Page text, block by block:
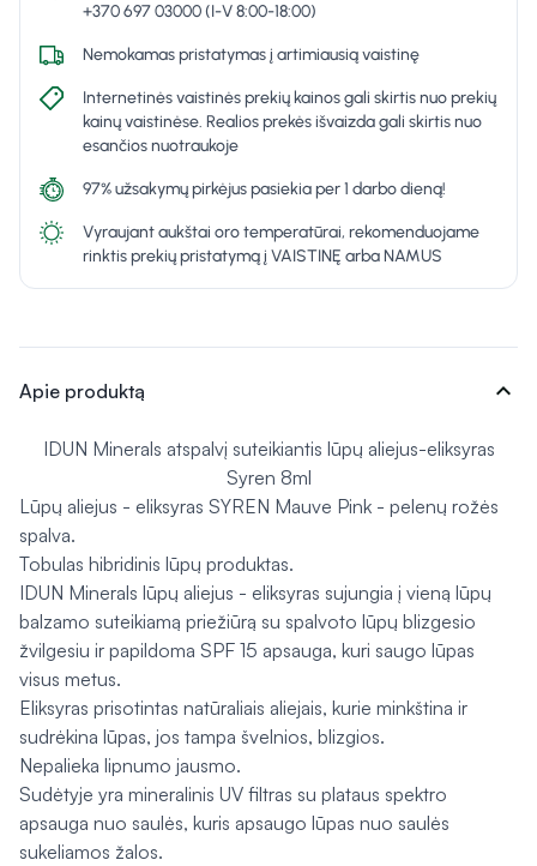
+370 697 03000 (I-V 8:00-18:00)
Nemokamas pristatymas į artimiausią vaistinę
Internetinės vaistinės prekių kainos gali skirtis nuo prekių
kainų vaistinėse. Realios prekės išvaizda gali skirtis nuo
esančios nuotraukoje
97% užsakymų pirkėjus pasiekia per 1 darbo dieną!
Vyraujant aukštai oro temperatūrai, rekomenduojame
rinktis prekių pristatymą į VAISTINĘ arba NAMUS
Apie produktą expand_more
IDUN Minerals atspalvį suteikiantis lūpų aliejus-eliksyras
Syren 8ml
Lūpų aliejus - eliksyras SYREN Mauve Pink - pelenų rožės
spalva.
Tobulas hibridinis lūpų produktas.
IDUN Minerals lūpų aliejus - eliksyras sujungia į vieną lūpų
balzamo suteikiamą priežiūrą su spalvoto lūpų blizgesio
žvilgesiu ir papildoma SPF 15 apsauga, kuri saugo lūpas
visus metus.
Eliksyras prisotintas natūraliais aliejais, kurie minkština ir
sudrėkina lūpas, jos tampa švelnios, blizgios.
Nepalieka lipnumo jausmo.
Sudėtyje yra mineralinis UV filtras su plataus spektro
apsauga nuo saulės, kuris apsaugo lūpas nuo saulės
sukeliamos žalos.